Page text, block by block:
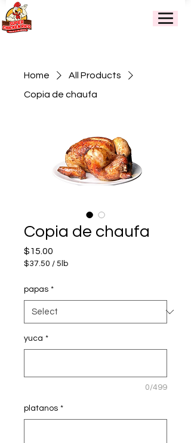
Home
All Products
Copia de chaufa
Copia de chaufa
$15.00
$37.50 / 5lb
per
Pounds
papas *
yuca *
0/499
platanos *